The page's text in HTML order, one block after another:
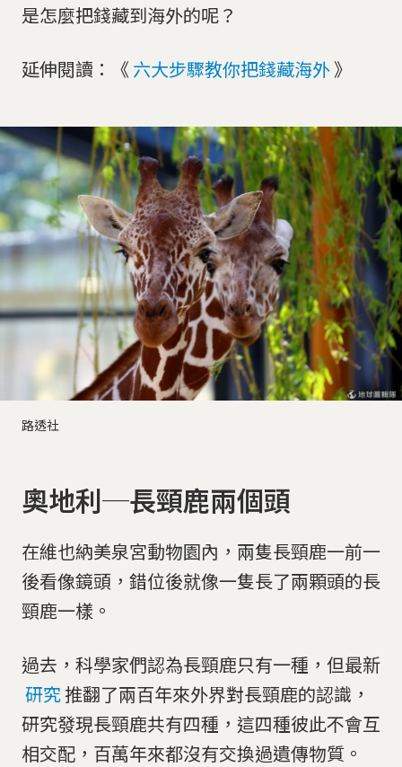
是怎麼把錢藏到海外的呢？
延伸閱讀：《 六大步驟教你把錢藏海外》
路透社
奧地利─長頸鹿兩個頭
在維也納美泉宮動物園內，兩隻長頸鹿一前一
後看像鏡頭，錯位後就像一隻長了兩顆頭的長
頸鹿一樣。
過去，科學家們認為長頸鹿只有一種，但最新
研究推翻了兩百年來外界對長頸鹿的認識，
研究發現長頸鹿共有四種，這四種彼此不會互
相交配，百萬年來都沒有交換過遺傳物質。